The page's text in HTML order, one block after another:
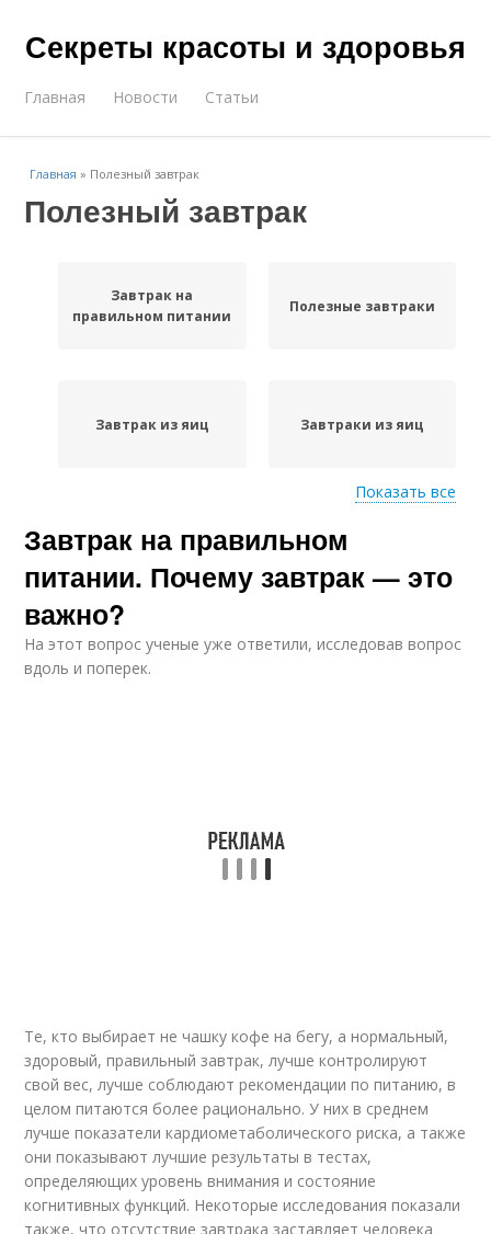
Секреты красоты и здоровья
Главная Новости Статьи
Главная » Полезный завтрак
Полезный завтрак
Завтрак на
правильном питании
Полезные завтраки
Завтрак из яиц Завтраки из яиц
Быстрый завтрак Маффина на завтрак
Завтрак с гранолой
Завтраки для
Показать все
Завтрак на правильном
питании. Почему завтрак — это
важно?
На этот вопрос ученые уже ответили, исследовав вопрос
вдоль и поперек.
Те, кто выбирает не чашку кофе на бегу, а нормальный,
здоровый, правильный завтрак, лучше контролируют
свой вес, лучше соблюдают рекомендации по питанию, в
целом питаются более рационально. У них в среднем
лучше показатели кардиометаболического риска, а также
они показывают лучшие результаты в тестах,
определяющих уровень внимания и состояние
когнитивных функций. Некоторые исследования показали
также, что отсутствие завтрака заставляет человека